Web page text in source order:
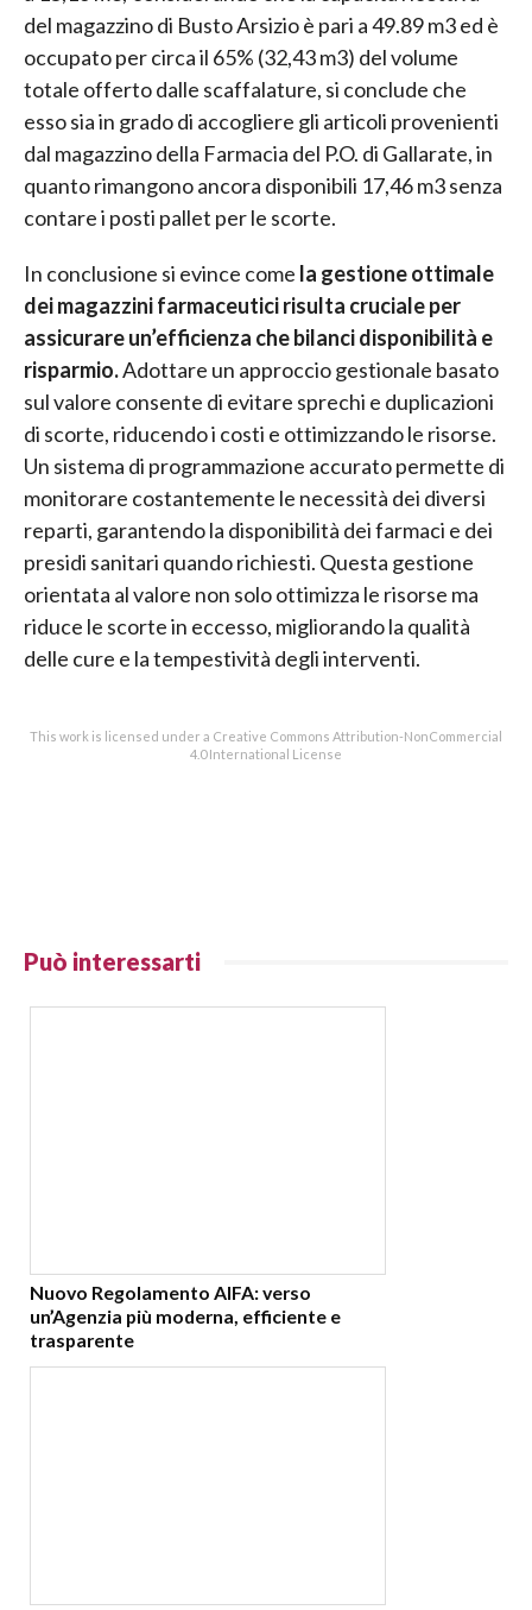
del magazzino di Busto Arsizio è pari a 49.89 m3 ed è
occupato per circa il 65% (32,43 m3) del volume
totale offerto dalle scaffalature, si conclude che
esso sia in grado di accogliere gli articoli provenienti
dal magazzino della Farmacia del P.O. di Gallarate, in
quanto rimangono ancora disponibili 17,46 m3 senza
contare i posti pallet per le scorte.
In conclusione si evince come la gestione ottimale
dei magazzini farmaceutici risulta cruciale per
assicurare un’efficienza che bilanci disponibilità e
risparmio.Adottare un approccio gestionale basato
sul valore consente di evitare sprechi e duplicazioni
di scorte, riducendo i costi e ottimizzando le risorse.
Un sistema di programmazione accurato permette di
monitorare costantemente le necessità dei diversi
reparti, garantendo la disponibilità dei farmaci e dei
presidi sanitari quando richiesti. Questa gestione
orientata al valore non solo ottimizza le risorse ma
riduce le scorte in eccesso, migliorando la qualità
delle cure e la tempestività degli interventi.
This work is licensed under a Creative Commons Attribution-NonCommercial
4.0 International License
Può interessarti
Nuovo Regolamento AIFA: verso
un’Agenzia più moderna, efficiente e
trasparente